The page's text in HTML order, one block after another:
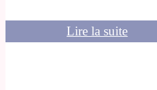
Lire la suite